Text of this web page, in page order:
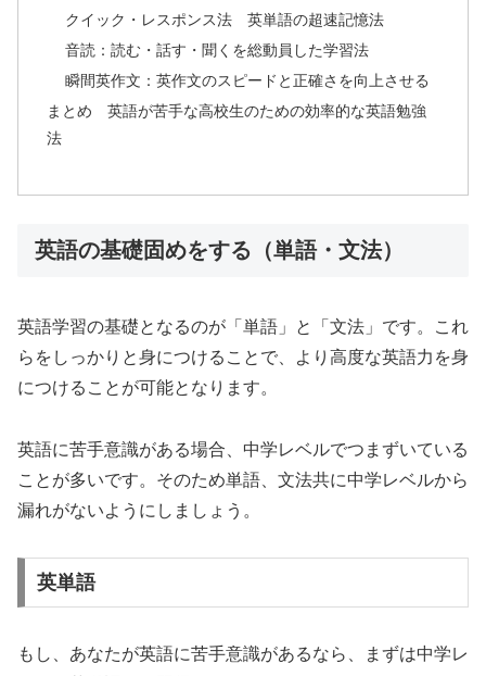
クイック・レスポンス法 英単語の超速記憶法
音読：読む・話す・聞くを総動員した学習法
瞬間英作文：英作文のスピードと正確さを向上させる
まとめ 英語が苦手な高校生のための効率的な英語勉強
法
英語の基礎固めをする（単語・文法）
英語学習の基礎となるのが「単語」と「文法」です。これ
らをしっかりと身につけることで、より高度な英語力を身
につけることが可能となります。
英語に苦手意識がある場合、中学レベルでつまずいている
ことが多いです。そのため単語、文法共に中学レベルから
漏れがないようにしましょう。
英単語
もし、あなたが英語に苦手意識があるなら、まずは中学レ